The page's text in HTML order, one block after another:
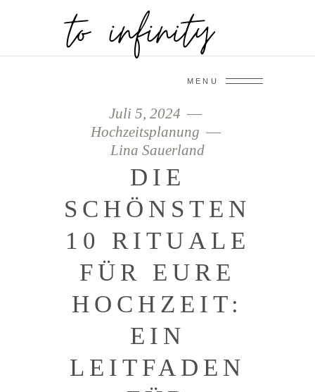
MENU
Juli 5, 2024
Hochzeitsplanung
Lina Sauerland
DIE
SCHÖNSTEN
10 RITUALE
FÜR EURE
HOCHZEIT:
EIN
LEITFADEN